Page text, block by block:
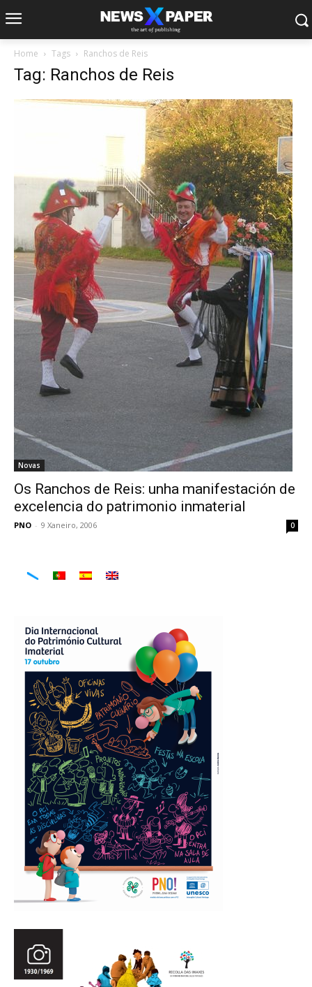
Home Tags Ranchos de Reis
Tag: Ranchos de Reis
Novas
Os Ranchos de Reis: unha manifestación de
excelencia do patrimonio inmaterial
PNO - 9 Xaneiro, 2006 0